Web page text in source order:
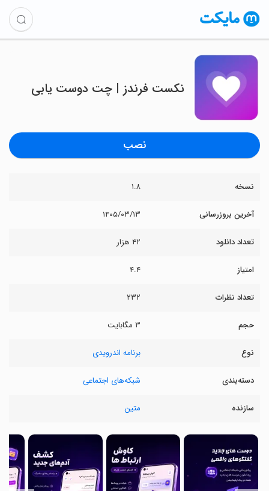
‏‏‏نکست فرندز | چت دوست یابی
نصب
نسخه ۱.۸
آخرین بروزرسانی ۱۴۰۵/۰۳/۱۳
تعداد دانلود ۴۲ هزار
امتیاز ۴.۴
تعداد نظرات ۲۳۲
حجم ۳ مگابایت
نوع برنامه اندرویدی
دسته‌بندی شبکه‌های اجتماعی
سازنده متین